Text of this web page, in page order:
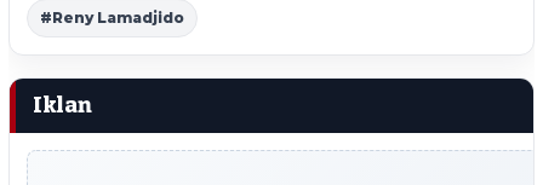
#Reny Lamadjido
Iklan